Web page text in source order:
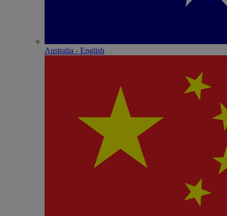
Australia - English